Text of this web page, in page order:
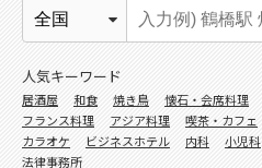
人気キーワード
居酒屋 和食 焼き鳥 懐石・会席料理
フランス料理
アジア料理 喫茶・カフェ
カラオケ
ビジネスホテル 内科 小児科
法律事務所